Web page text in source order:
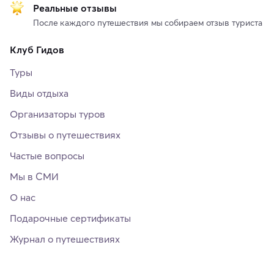
Реальные отзывы
После каждого путешествия мы собираем отзыв туриста
Клуб Гидов
Туры
Виды отдыха
Организаторы туров
Отзывы о путешествиях
Частые вопросы
Мы в СМИ
О нас
Подарочные сертификаты
Журнал о путешествиях